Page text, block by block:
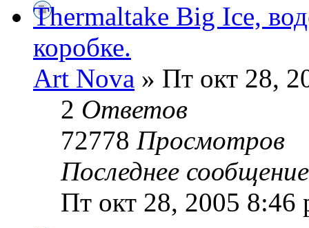
Thermaltake Big Ice,
коробке.
Art Nova » Пт окт 28,
2 Ответов
72778 Просмотров
Последнее
Пт окт 28, 2005 8:46